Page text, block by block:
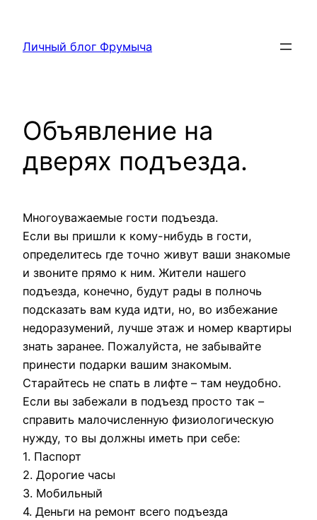
содержимому
Личный блог Фрумыча
Объявление на
дверях подъезда.
Многоуважаемые гости подъезда.
Если вы пришли к кому-нибудь в гости,
определитесь где точно живут ваши знакомые
и звоните прямо к ним. Жители нашего
подъезда, конечно, будут рады в полночь
подсказать вам куда идти, но, во избежание
недоразумений, лучше этаж и номер квартиры
знать заранее. Пожалуйста, не забывайте
принести подарки вашим знакомым.
Старайтесь не спать в лифте – там неудобно.
Если вы забежали в подъезд просто так –
справить малочисленную физиологическую
нужду, то вы должны иметь при себе:
1. Паспорт
2. Дорогие часы
3. Мобильный
4. Деньги на ремонт всего подъезда